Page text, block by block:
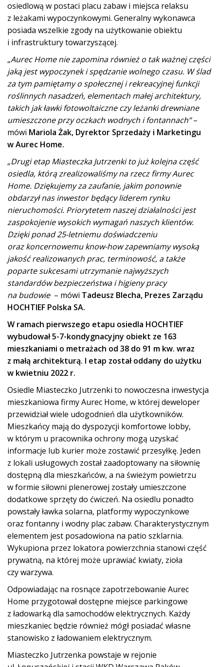
osiedlową w postaci placu zabaw i miejsca relaksu
z leżakami wypoczynkowymi. Generalny wykonawca
posiada wszelkie zgody na użytkowanie obiektu
i infrastruktury towarzyszącej.
„Aurec Home nie zapomina również o tak ważnej części
jaką jest wypoczynek i spędzanie wolnego czasu. W ślad
za tym pamiętamy o społecznej i rekreacyjnej funkcji
roślinnych nasadzeń, elementach małej architektury,
takich jak ławki fotowoltaiczne czy leżanki drewniane
umieszczone przy oczkach wodnych i fontannach”–
mówi Mariola Żak, Dyrektor Sprzedaży i Marketingu
w Aurec Home.
„Drugi etap Miasteczka Jutrzenki to już kolejna część
osiedla, którą zrealizowaliśmy na rzecz firmy Aurec
Home. Dziękujemy za zaufanie, jakim ponownie
obdarzył nas inwestor będący liderem rynku
nieruchomości. Priorytetem naszej działalności jest
zaspokojenie wysokich wymagań naszych klientów.
Dzięki ponad 25-letniemu doświadczeniu
oraz koncernowemu know-how zapewniamy wysoką
jakość realizowanych prac, terminowość, a także
poparte sukcesami utrzymanie najwyższych
standardów bezpieczeństwa i higieny pracy
na budowie – mówi Tadeusz Blecha, Prezes Zarządu
HOCHTIEF Polska SA.
W ramach pierwszego etapu osiedla HOCHTIEF
wybudował 5-7-kondygnacyjny obiekt ze 163
mieszkaniami o metrażach od 38 do 91 m kw. wraz
z małą architekturą. I etap został oddany do użytku
w kwietniu 2022 r.
Osiedle Miasteczko Jutrzenki to nowoczesna inwestycja
mieszkaniowa firmy Aurec Home, w której deweloper
przewidział wiele udogodnień dla użytkowników.
Mieszkańcy mają do dyspozycji komfortowe lobby,
w którym u pracownika ochrony mogą uzyskać
informacje lub kurier może zostawić przesyłkę. Jeden
z lokali usługowych został zaadoptowany na siłownię
dostępną dla mieszkańców, a na świeżym powietrzu
w formie siłowni plenerowej zostały umieszczone
dodatkowe sprzęty do ćwiczeń. Na osiedlu ponadto
powstały ławka solarna, platformy wypoczynkowe
oraz fontanny i wodny plac zabaw. Charakterystycznym
elementem jest posadowiona na patio szklarnia.
Wykupiona przez lokatora powierzchnia stanowi część
prywatną, na której może uprawiać kwiaty, zioła
czy warzywa.
Odpowiadając na rosnące zapotrzebowanie Aurec
Home przygotował dostępne miejsce parkingowe
z ładowarką dla samochodów elektrycznych. Każdy
mieszkaniec będzie również mógł posiadać własne
stanowisko z ładowaniem elektrycznym.
Miasteczko Jutrzenka powstaje w rejonie